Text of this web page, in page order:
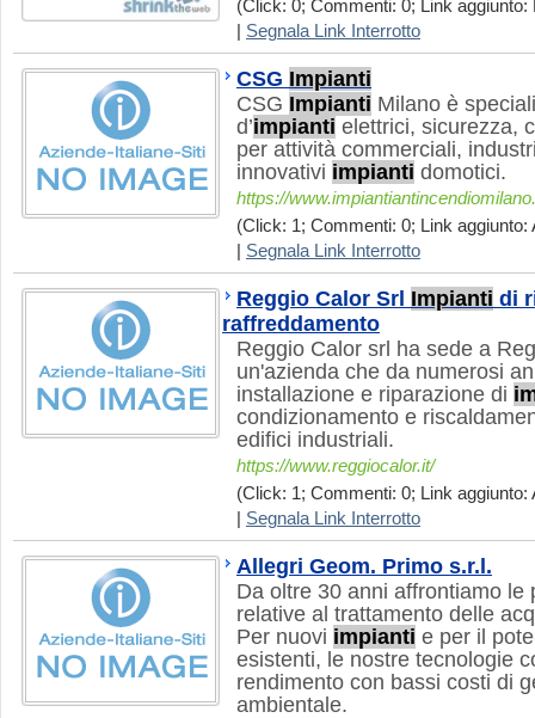
(Click: 0; Commenti: 0; Link aggiunto:
Segnala Link Interrotto
CSG Impianti
CSG Impianti Milano è
d’impianti elettrici, sicurezza,
per attività commerciali,
innovativi impianti domotici.
https://
(Click: 1; Commenti: 0; Link aggiunto:
Segnala Link Interrotto
Reggio Calor Srl Impianti di
raffreddamento
Reggio Calor srl ha sede a
un'azienda che da numerosi
installazione e riparazione di
condizionamento e
edifici industriali.
https://www.reggiocalor.it/
(Click: 1; Commenti: 0; Link aggiunto:
Segnala Link Interrotto
Allegri Geom. Primo s.r.l.
Da oltre 30 anni affrontiamo le
relative al trattamento delle
Per nuovi impianti e per il
esistenti, le nostre tecnologie
rendimento con bassi costi di
ambientale.